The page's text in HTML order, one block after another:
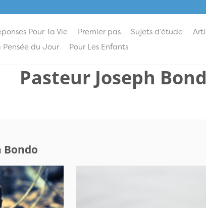
Pour Ta Vie Premier pas Sujets d’étude
Pensée du Jour
Pour Les Enfants
Pasteur Joseph
Bondo